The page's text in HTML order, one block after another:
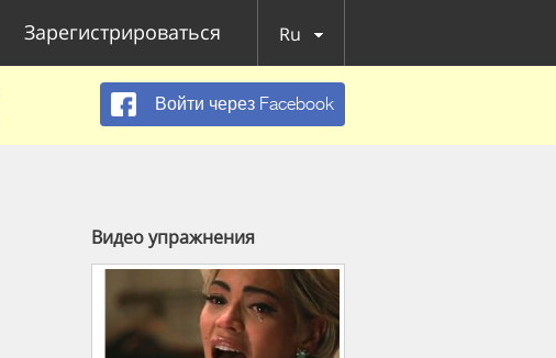
Зарегистрироваться Ru
Войти через Facebook
Видео упражнения